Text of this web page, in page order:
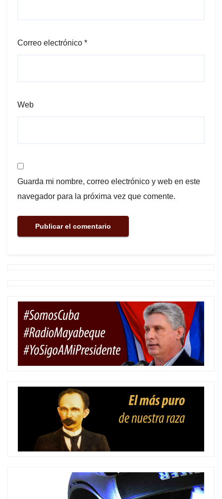
Correo electrónico *
Web
Guarda mi nombre, correo electrónico y web en este
navegador para la próxima vez que comente.